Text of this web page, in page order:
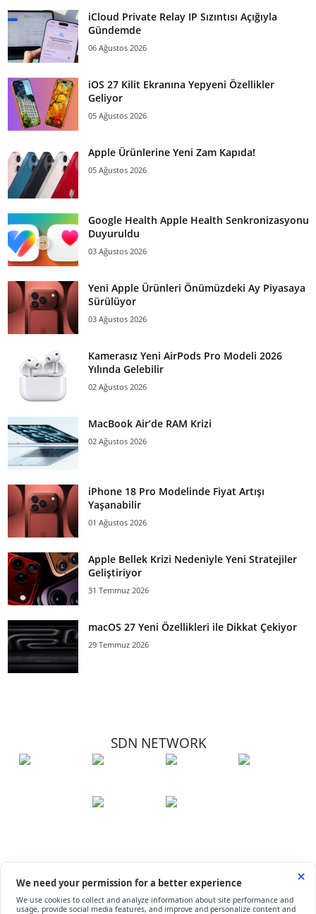
iCloud Private Relay IP Sızıntısı Açığıyla
Gündemde
06 Ağustos 2026
iOS 27 Kilit Ekranına Yepyeni Özellikler
Geliyor
05 Ağustos 2026
Apple Ürünlerine Yeni Zam Kapıda!
05 Ağustos 2026
Google Health Apple Health Senkronizasyonu
Duyuruldu
03 Ağustos 2026
Yeni Apple Ürünleri Önümüzdeki Ay Piyasaya
Sürülüyor
03 Ağustos 2026
Kamerasız Yeni AirPods Pro Modeli 2026
Yılında Gelebilir
02 Ağustos 2026
MacBook Air’de RAM Krizi
02 Ağustos 2026
iPhone 18 Pro Modelinde Fiyat Artışı
Yaşanabilir
01 Ağustos 2026
Apple Bellek Krizi Nedeniyle Yeni Stratejiler
Geliştiriyor
31 Temmuz 2026
macOS 27 Yeni Özellikleri ile Dikkat Çekiyor
29 Temmuz 2026
SDN NETWORK